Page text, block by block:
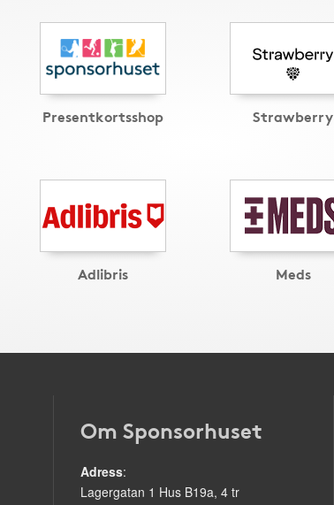
Presentkortsshop Strawberry
Adlibris Meds
Om Sponsorhuset
Adress:
Lagergatan 1 Hus B19a, 4 tr